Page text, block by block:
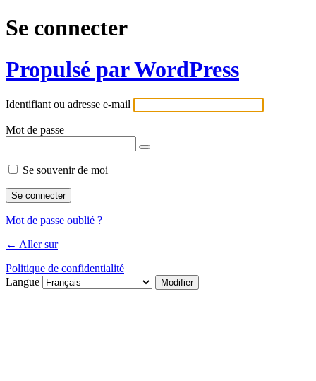
Se connecter
Propulsé par WordPress
Identifiant ou adresse e-mail
Mot de passe
Se souvenir de moi
Mot de passe oublié ?
← Aller sur
Politique de confidentialité
Langue